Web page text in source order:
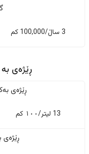
3 ساڵ/100,000 کم
ڕێژەى
ڕێژەى
13 لیتر/١٠٠ کم
ڕێژەى